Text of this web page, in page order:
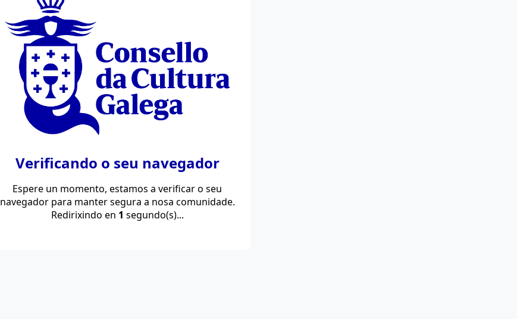
Verificando o seu navegador
Espere un momento, estamos a verificar o seu
navegador para manter segura a nosa comunidade.
Redirixindo en 1 segundo(s)...